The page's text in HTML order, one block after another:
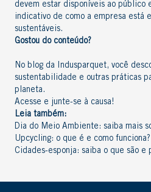
devem estar disponíveis ao público
indicativo de como a empresa está
sustentáveis.
Gostou do conteúdo?
No blog da Indusparquet, você
sustentabilidade e outras práticas
planeta.
Acesse e junte-se à causa!
Leia também:
Dia do Meio Ambiente: saiba mais
Upcycling: o que é e como funciona?
Cidades-esponja: saiba o que são e